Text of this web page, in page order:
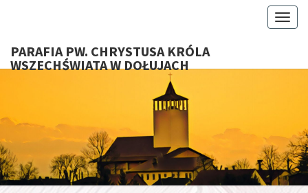
PARAFIA PW. CHRYSTUSA KRÓLA
WSZECHŚWIATA W DOŁUJACH